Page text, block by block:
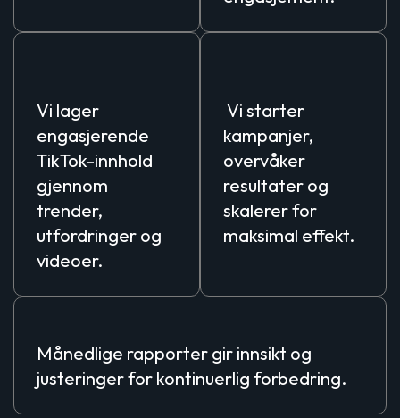
Vi lager
engasjerende
TikTok-innhold
gjennom
trender,
utfordringer og
videoer.
Vi starter
kampanjer,
overvåker
resultater og
skalerer for
maksimal effekt.
Månedlige rapporter gir innsikt og
justeringer for kontinuerlig forbedring.